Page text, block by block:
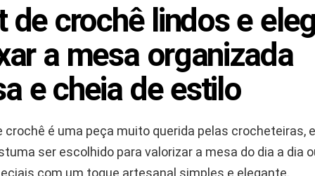
de crochê lindos e
a mesa organizada
e cheia de estilo
crochê é uma peça muito querida pelas crocheteiras,
ser escolhido para valorizar a mesa do dia a dia
com um toque artesanal simples e elegante.